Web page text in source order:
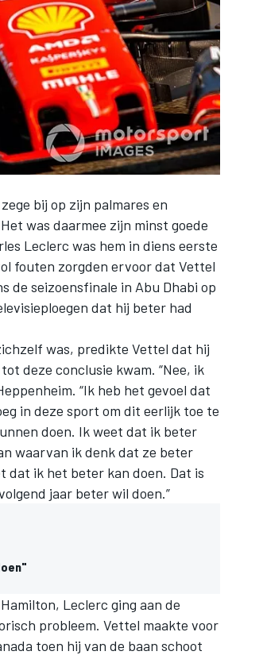
bij op zijn palmares en
was daarmee zijn minst goede
Leclerc was hem in diens eerste
fouten zorgden ervoor dat Vettel
de seizoensfinale in Abu Dhabi op
dat hij beter had
was, predikte Vettel dat hij
deze conclusie kwam. “Nee, ik
“Ik heb het gevoel dat
in deze sport om dit eerlijk toe te
doen. Ik weet dat ik beter
waarvan ik denk dat ze beter
dat ik het beter kan doen. Dat is
jaar beter wil doen.”
Leclerc ging aan de
probleem. Vettel maakte voor
toen hij van de baan schoot